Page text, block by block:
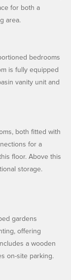
for both a
area.
bedrooms
is fully equipped
vanity unit and
both fitted with
for a
floor. Above this
storage.
gardens
offering
a wooden
on-site parking.